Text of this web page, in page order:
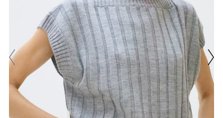
График платежей
Сегодня
25
Добавляйте товары
в корзину